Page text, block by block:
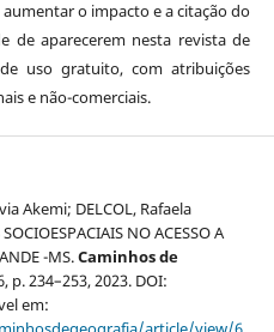
o impacto e a citação do
de aparecerem nesta revista de
uso gratuito, com atribuições
e não-comerciais.
Akemi; DELCOL, Rafaela
NO ACESSO A
-MS.Caminhos de
p. 234–253, 2023. DOI:
em: